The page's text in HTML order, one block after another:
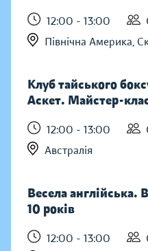
12:00 - 13:00
Північна Америка,
Клуб тайського
Аскет. Майстер-
12:00 - 13:00
Австралія
Весела англійська.
10 років
12:00 - 13:00